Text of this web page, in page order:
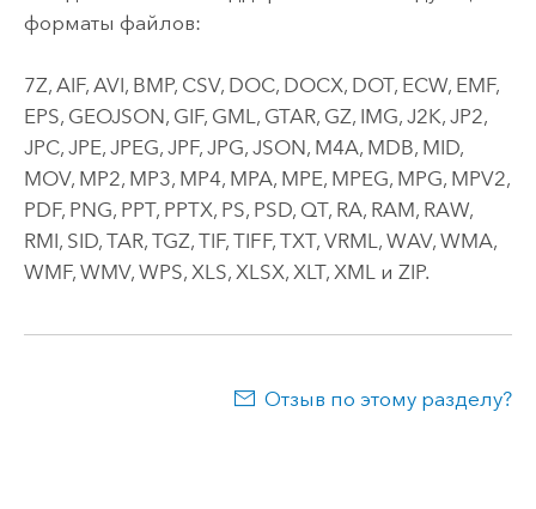
форматы файлов:
7Z, AIF, AVI, BMP, CSV, DOC, DOCX, DOT, ECW, EMF,
EPS, GEOJSON, GIF, GML, GTAR, GZ, IMG, J2K, JP2,
JPC, JPE, JPEG, JPF, JPG, JSON, M4A, MDB, MID,
MOV, MP2, MP3, MP4, MPA, MPE, MPEG, MPG, MPV2,
PDF, PNG, PPT, PPTX, PS, PSD, QT, RA, RAM, RAW,
RMI, SID, TAR, TGZ, TIF, TIFF, TXT, VRML, WAV, WMA,
WMF, WMV, WPS, XLS, XLSX, XLT, XML и ZIP.
Отзыв по этому разделу?